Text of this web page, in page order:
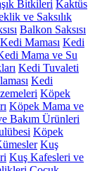
Bitkileri Kaktüs
ve Saksılık
Balkon Saksısı
Kedi Maması Kedi
Mama ve Su
Kedi Tuvaleti
Kedi
Köpek
Köpek Mama ve
Bakım Ürünleri
Köpek
Kuş
Kuş Kafesleri ve